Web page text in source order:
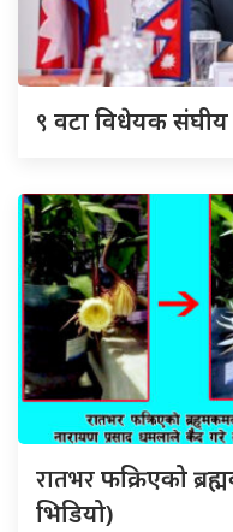
९ वटा विधेयक
रातभरफक्रिएको
भिडियो)